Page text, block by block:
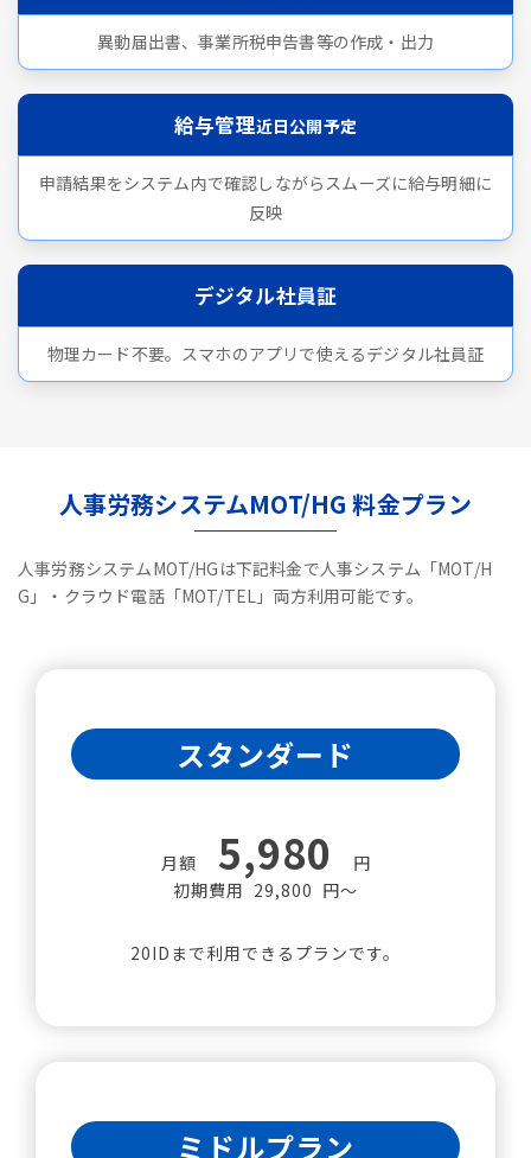
異動届出書、事業所税申告書等の作成・出力
給与管理近日公開予定
申請結果をシステム内で確認しながらスムーズに給与明細に
反映
デジタル社員証
物理カード不要。スマホのアプリで使えるデジタル社員証
人事労務システムMOT/HG 料金プラン
人事労務システムMOT/HGは下記料金で人事システム「MOT/H
G」・クラウド電話「MOT/TEL」両方利用可能です。
スタンダード
月額 5,980
円
初期費用 29,800 円～
20IDまで利用できるプランです。
ミドルプラン